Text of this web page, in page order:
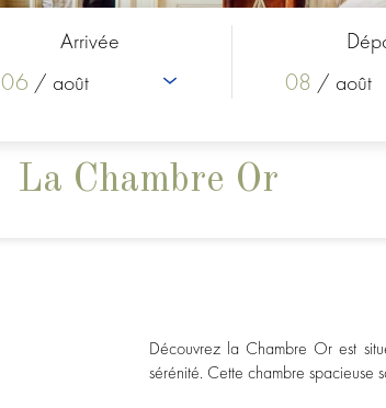
Arrivée
06 / août 08 / août
La Chambre Or
Découvrez la Chambre Or est
sérénité. Cette chambre spacieuse